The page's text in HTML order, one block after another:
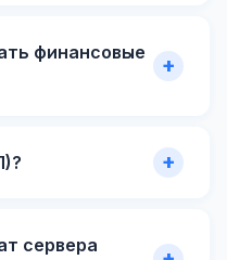
финансовые
сервера